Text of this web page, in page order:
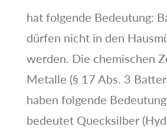
hat folgende Bedeutung:
dürfen nicht in den
werden. Die chemischen
Metalle (§ 17 Abs. 3
haben folgende
bedeutet Quecksilber